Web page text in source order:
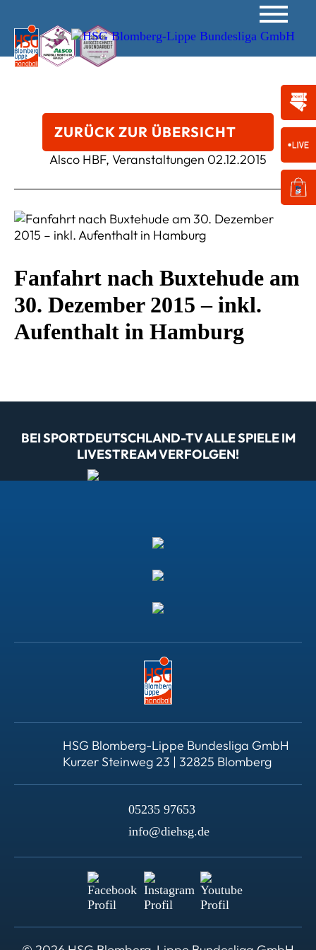
ZURÜCK ZUR ÜBERSICHT
Alsco HBF, Veranstaltungen 02.12.2015
Fanfahrt nach Buxtehude am
30. Dezember 2015 – inkl.
Aufenthalt in Hamburg
BEI SPORTDEUTSCHLAND-TV ALLE SPIELE IM
LIVESTREAM VERFOLGEN!
HSG Blomberg-Lippe Bundesliga GmbH
Kurzer Steinweg 23 | 32825 Blomberg
05235 97653
info@diehsg.de